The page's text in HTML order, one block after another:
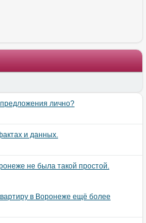
лично?
и данных.
не была такой простой.
в Воронеже ещё более